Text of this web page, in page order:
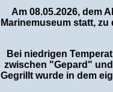
Am 08.05.2026, dem
Marinemuseum statt,
Bei niedrigen
zwischen "Gepard"
Gegrillt wurde in dem